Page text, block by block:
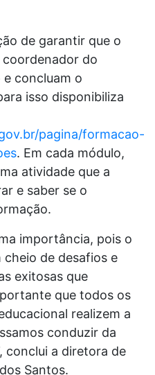
de garantir que o
do
concluam o
isso disponibiliza
pagina/formacao-
. Em cada módulo,
atividade que a
e saber se o
importância, pois o
cheio de desafios e
exitosas que
que todos os
realizem a
conduzir da
conclui a diretora de
Santos.